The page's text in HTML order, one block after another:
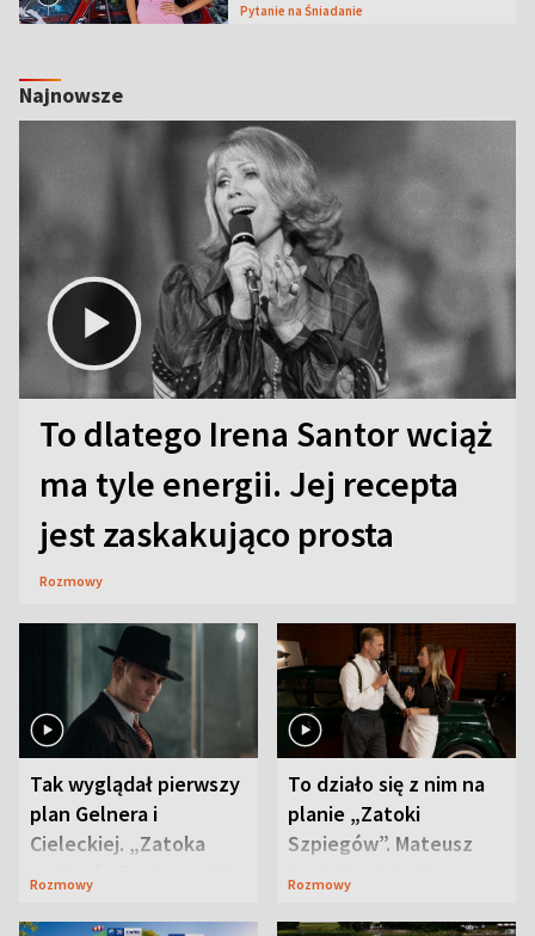
Pytanie na Śniadanie
Najnowsze
To dlatego Irena Santor wciąż
ma tyle energii. Jej recepta
jest zaskakująco prosta
Rozmowy
Tak wyglądał pierwszy
plan Gelnera i
Cieleckiej. „Zatoka
szpiegów” od razu ich
Rozmowy
To działo się z nim na
planie „Zatoki
Szpiegów”. Mateusz
Janicki odsłonił
Rozmowy